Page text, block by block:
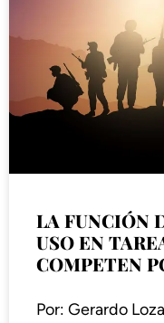
LA FUNCIÓN
USO EN
COMPETEN
Por: Gerardo